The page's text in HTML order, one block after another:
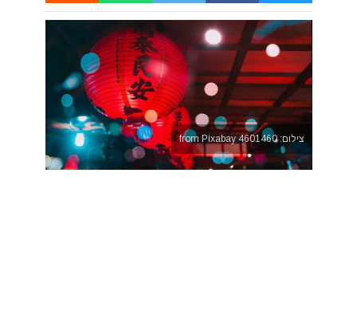
צילום: 4601460 from Pixabay